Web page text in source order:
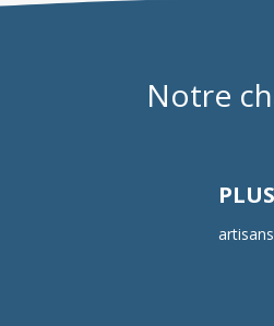
Notre